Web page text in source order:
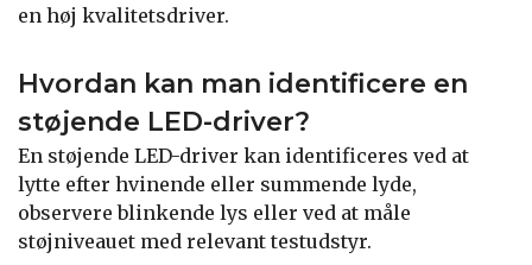
en høj kvalitetsdriver.
Hvordan kan man identificere en
støjende LED-driver?
En støjende LED-driver kan identificeres ved at
lytte efter hvinende eller summende lyde,
observere blinkende lys eller ved at måle
støjniveauet med relevant testudstyr.